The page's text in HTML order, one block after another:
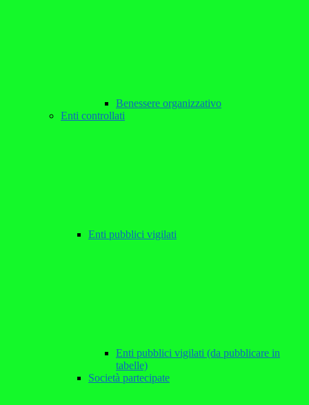
Benessere organizzativo
Enti controllati
Enti pubblici vigilati
Enti pubblici vigilati (da pubblicare in
tabelle)
Società partecipate